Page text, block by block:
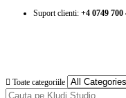
Suport clienti: +4 0749 700
Toate categoriile